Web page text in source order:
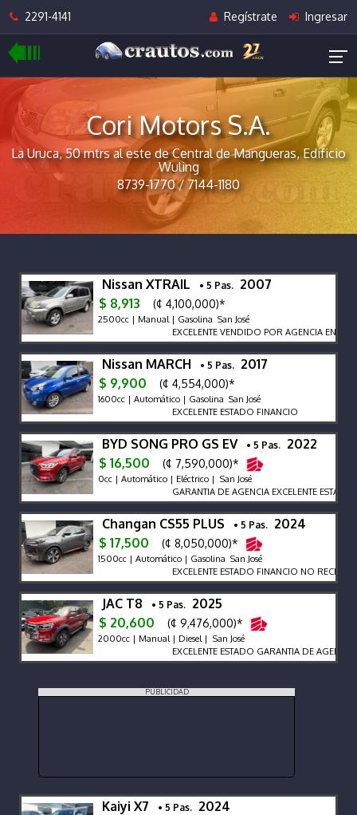
2291-4141 Regístrate Ingresar
Cori Motors S.A.
La Uruca, 50 mtrs al este de Central de Mangueras, Edificio
Wuling
8739-1770 / 7144-1180
Nissan XTRAIL • 5 Pas. 2007
$ 8,913
(¢ 4,100,000)*
2500cc | Manual | Gasolina San José
EXCELENTE VENDIDO POR AGENCIA EN EL
Nissan MARCH • 5 Pas. 2017
$ 9,900
(¢ 4,554,000)*
1600cc | Automático | Gasolina San José
EXCELENTE ESTADO FINANCIO
BYD SONG PRO GS EV • 5 Pas. 2022
$ 16,500
(¢ 7,590,000)*
0cc | Automático | Eléctrico | San José
GARANTIA DE AGENCIA EXCELENTE
Changan CS55 PLUS • 5 Pas. 2024
$ 17,500
(¢ 8,050,000)*
1500cc | Automático | Gasolina San José
EXCELENTE ESTADO FINANCIO NO RECIBO
JAC T8 • 5 Pas. 2025
$ 20,600
(¢ 9,476,000)*
2000cc | Manual | Diesel | San José
EXCELENTE ESTADO GARANTIA DE AGENCIA
PUBLICIDAD
Kaiyi X7 • 5 Pas. 2024